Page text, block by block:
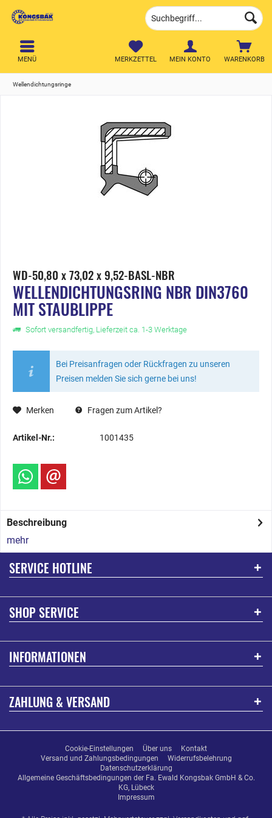
WARENKORB
MERKZETTEL MEIN KONTO
MENÜ
Wellendichtungsringe
WD-50,80 x 73,02 x 9,52-BASL-NBR
WELLENDICHTUNGSRING NBR DIN3760
MIT STAUBLIPPE
Sofort versandfertig, Lieferzeit ca. 1-3 Werktage
Bei Preisanfragen oder Rückfragen zu unseren
Preisen melden Sie sich gerne bei uns!
Merken Fragen zum Artikel?
Artikel-Nr.: 1001435
Beschreibung
mehr
SERVICE HOTLINE
SHOP SERVICE
INFORMATIONEN
ZAHLUNG & VERSAND
Cookie-Einstellungen Über uns
Kontakt
Versand und Zahlungsbedingungen
Widerrufsbelehrung
Datenschutzerklärung
Allgemeine Geschäftsbedingungen der Fa. Ewald Kongsbak GmbH & Co.
KG, Lübeck
Impressum